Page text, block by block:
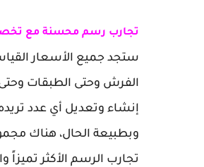
تجارب رسم محسنة مع
ستجد جميع الأسعار
الفرش وحتى الطبقات وحتى
إنشاء وتعديل أي عدد
وبطبيعة الحال، هناك
تجارب الرسم الأكثر